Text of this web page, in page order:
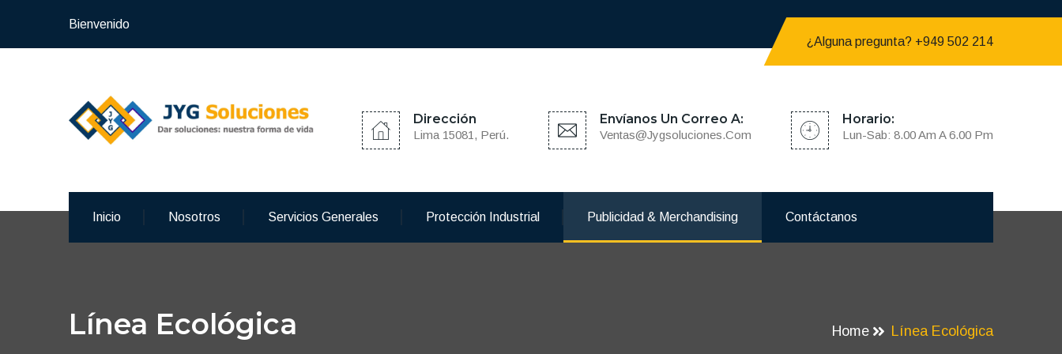
Bienvenido
¿Alguna pregunta? +949 502 214
Dirección
Lima 15081, Perú.
Envíanos Un Correo A:
Ventas@jygsoluciones.com
Horario:
Lun-Sab: 8.00 Am A 6.00 Pm
Inicio Nosotros Servicios Generales Protección Industrial Publicidad & Merchandising Contáctanos
Línea Ecológica Home Línea Ecológica